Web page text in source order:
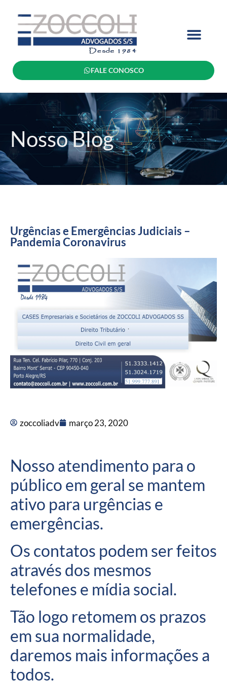
FALE CONOSCO
Nosso Blog
Urgências e Emergências Judiciais –
Pandemia Coronavirus
zoccoliadv março 23, 2020
Nosso atendimento para o
público em geral se mantem
ativo para urgências e
emergências.
Os contatos podem ser feitos
através dos mesmos
telefones e mídia social.
Tão logo retomem os prazos
em sua normalidade,
daremos mais informações a
todos.